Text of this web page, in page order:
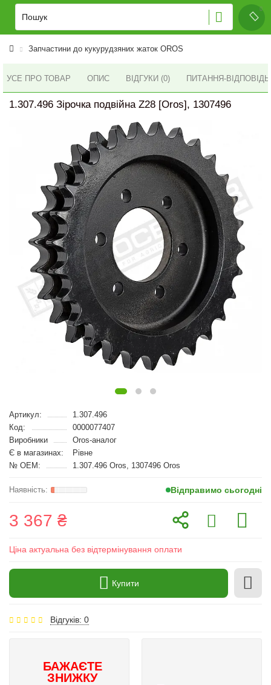
Запчастини до кукурудзяних жаток OROS
УСЕ ПРО ТОВАР ОПИС ВІДГУКИ (0) ПИТАННЯ-
1.307.496 Зірочка подвійна Z28 [Oros], 1307496
Артикул:
1.307.496
Код:
0000077407
Виробники
Oros-аналог
Є в магазинах:
Рівне
№ OEM:
1.307.496 Oros, 1307496 Oros
Відправимо сьогодні
3 367 ₴
Ціна актуальна без відтермінування оплати
Купити
Відгуків: 0
БАЖАЄТЕ
ЗНИЖКУ